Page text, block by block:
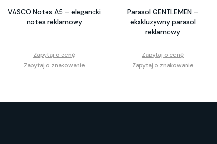
VASCO Notes A5 – elegancki
notes reklamowy
Zapytaj o cenę
Zapytaj o znakowanie
Parasol GENTLEMEN –
ekskluzywny parasol
reklamowy
Zapytaj o cenę
Zapytaj o znakowanie